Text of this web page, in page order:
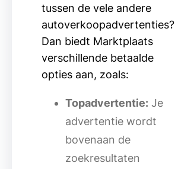
tussen de vele andere
autoverkoopadvertenties?
Dan biedt Marktplaats
verschillende betaalde
opties aan, zoals:
Topadvertentie: Je
advertentie wordt
bovenaan de
zoekresultaten